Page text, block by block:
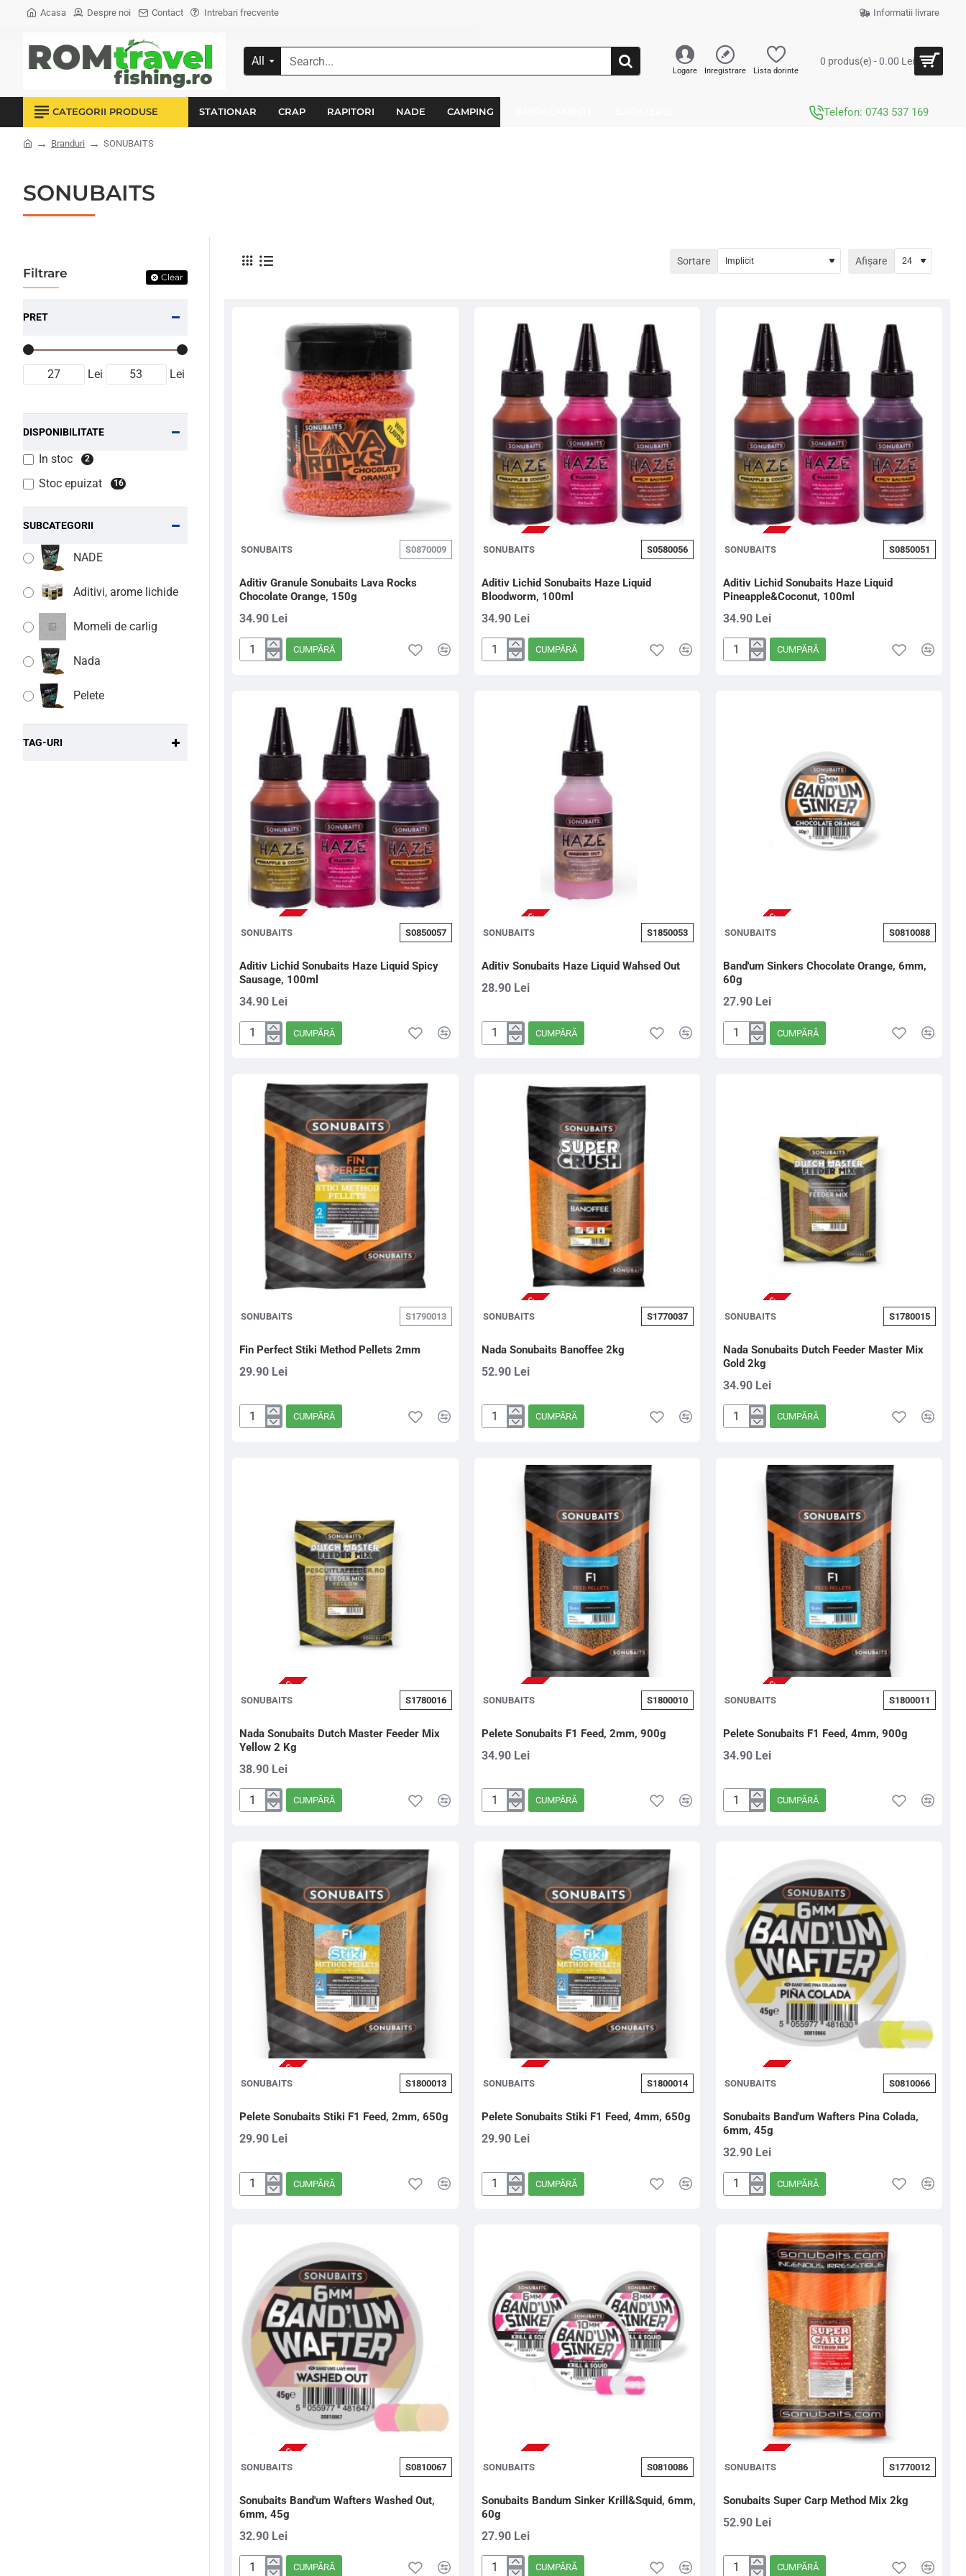
Acasa Despre noi Contact Intrebari frecvente Informatii livrare
All
Search... Logare Inregistrare Lista dorinte
0 produs(e) - 0.00 Lei
CATEGORII PRODUSE STATIONAR CRAP RAPITORI NADE CAMPING Telefon: 0743 537 169
SONUBAITS
Branduri SONUBAITS
Filtrare Clear
PRET
Lei Lei
DISPONIBILITATE
In stoc 2
Stoc epuizat 16
SUBCATEGORII
NADE
Aditivi, arome lichide
Momeli de carlig
Nada
Pelete
TAG-URI
Sortare Afișare
SONUBAITS S0870009
Aditiv Granule Sonubaits Lava Rocks
Chocolate Orange, 150g
34.90 Lei
Aditiv
Chocolate
Orange,
150g
CUMPĂRĂ
STOC EPUIZAT
SONUBAITS S0580056
Aditiv Lichid Sonubaits Haze Liquid
Bloodworm, 100ml
34.90 Lei
Aditiv
CUMPĂRĂ
STOC EPUIZAT
SONUBAITS S0850051
Aditiv Lichid Sonubaits Haze Liquid
Pineapple&Coconut, 100ml
34.90 Lei
Aditiv
CUMPĂRĂ
STOC EPUIZAT
SONUBAITS S0850057
Aditiv Lichid Sonubaits Haze Liquid Spicy
Sausage, 100ml
34.90 Lei
Aditiv
Haze
Liquid
Sausage,
CUMPĂRĂ
NU ESTE IN STOC
SONUBAITS S1850053
Aditiv Sonubaits Haze Liquid Wahsed Out
28.90 Lei
Aditiv
CUMPĂRĂ
NU ESTE IN STOC
SONUBAITS S0810088
Band'um Sinkers Chocolate Orange, 6mm,
60g
27.90 Lei
Band'um
CUMPĂRĂ
SONUBAITS S1790013
Fin Perfect Stiki Method Pellets 2mm
29.90 Lei
Fin
CUMPĂRĂ
NU ESTE IN STOC
SONUBAITS S1770037
Nada Sonubaits Banoffee 2kg
52.90 Lei
Nada
CUMPĂRĂ
NU ESTE IN STOC
SONUBAITS S1780015
Nada Sonubaits Dutch Feeder Master Mix
Gold 2kg
34.90 Lei
Nada
CUMPĂRĂ
NU ESTE IN STOC
SONUBAITS S1780016
Nada Sonubaits Dutch Master Feeder Mix
Yellow 2 Kg
38.90 Lei
Nada
Master
Feeder
Yellow
CUMPĂRĂ
STOC EPUIZAT
SONUBAITS S1800010
Pelete Sonubaits F1 Feed, 2mm, 900g
34.90 Lei
Pelete
Feed,
2mm,
900g
CUMPĂRĂ
NU ESTE IN STOC
SONUBAITS S1800011
Pelete Sonubaits F1 Feed, 4mm, 900g
34.90 Lei
Pelete
900g
CUMPĂRĂ
NU ESTE IN STOC
SONUBAITS S1800013
Pelete Sonubaits Stiki F1 Feed, 2mm, 650g
29.90 Lei
Pelete
2mm,
650g
CUMPĂRĂ
STOC EPUIZAT
SONUBAITS S1800014
Pelete Sonubaits Stiki F1 Feed, 4mm, 650g
29.90 Lei
Pelete
4mm,
650g
CUMPĂRĂ
STOC EPUIZAT
SONUBAITS S0810066
Sonubaits Band'um Wafters Pina Colada,
6mm, 45g
32.90 Lei
Sonubaits
CUMPĂRĂ
NU ESTE IN STOC
SONUBAITS S0810067
Sonubaits Band'um Wafters Washed Out,
6mm, 45g
32.90 Lei
CUMPĂRĂ
STOC EPUIZAT
SONUBAITS S0810086
Sonubaits Bandum Sinker Krill&Squid, 6mm,
60g
27.90 Lei
CUMPĂRĂ
STOC EPUIZAT
SONUBAITS S1770012
Sonubaits Super Carp Method Mix 2kg
52.90 Lei
CUMPĂRĂ